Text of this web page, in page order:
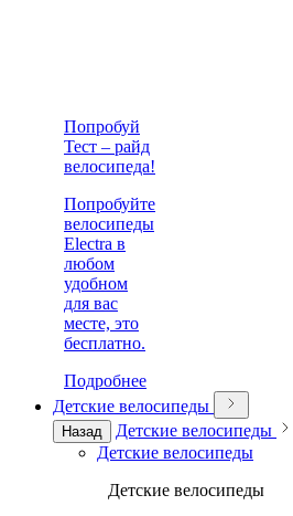
Попробуй
Тест – райд
велосипеда!
Попробуйте
велосипеды
Electra в
любом
удобном
для вас
месте, это
бесплатно.
Подробнее
Детские велосипеды
Назад
Детские велосипеды
Детские велосипеды
Детские велосипеды